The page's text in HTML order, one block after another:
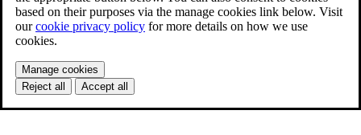
based on their purposes via the manage cookies link below. Visit
ourcookie privacy policy for more details on how we use
cookies.
Manage cookies
Reject all
Accept all